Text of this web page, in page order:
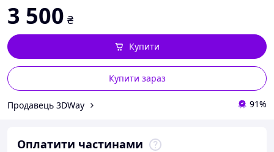
3 500 ₴
Купити зараз
Купити
Продавець 3DWay 91%
Оплатити частинами